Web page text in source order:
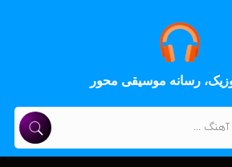
رسانه موسیقی محور